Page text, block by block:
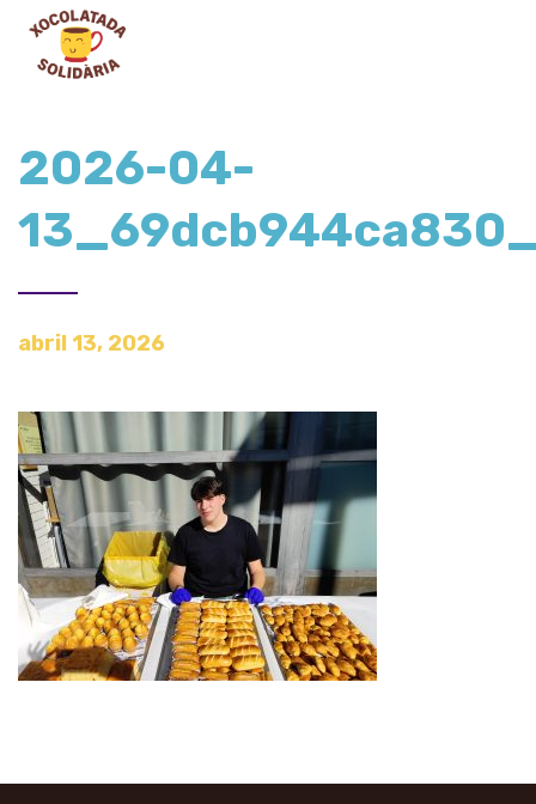
2026-04-
abril 13, 2026